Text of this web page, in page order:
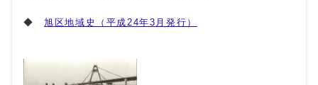
◆旭区地域史（平成24年3月発行）